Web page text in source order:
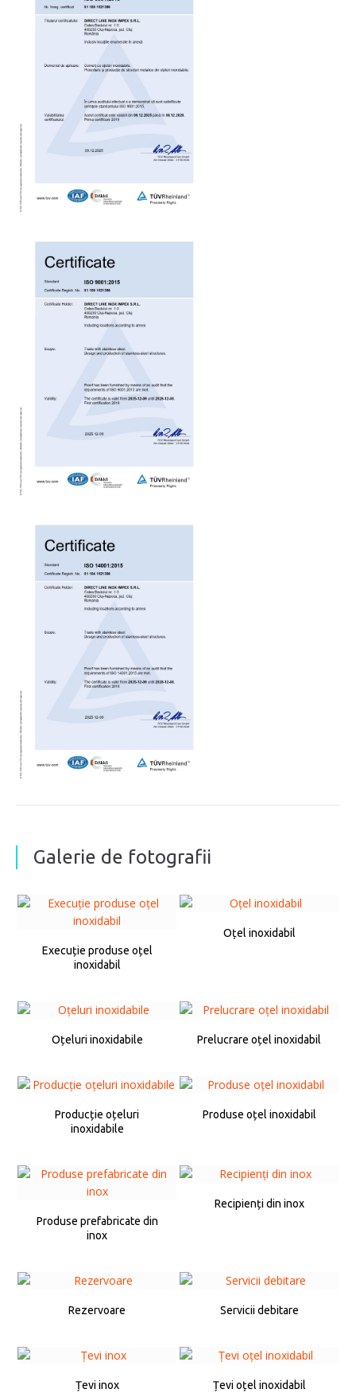
Galerie de fotografii
Execuție produse oțel
inoxidabil
Oțel inoxidabil
Oțeluri inoxidabile Prelucrare oțel inoxidabil
Producție oțeluri
inoxidabile
Produse oțel inoxidabil
Produse prefabricate din
inox
Recipienți din inox
Rezervoare Servicii debitare
Țevi inox Țevi oțel inoxidabil